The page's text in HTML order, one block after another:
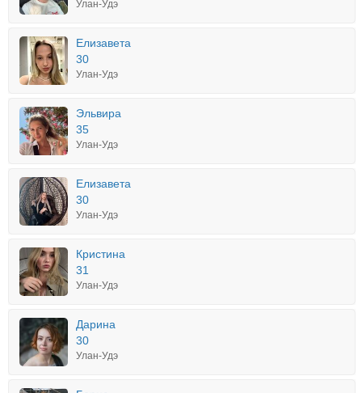
Улан-Удэ
Елизавета
30
Улан-Удэ
Эльвира
35
Улан-Удэ
Елизавета
30
Улан-Удэ
Кристина
31
Улан-Удэ
Дарина
30
Улан-Удэ